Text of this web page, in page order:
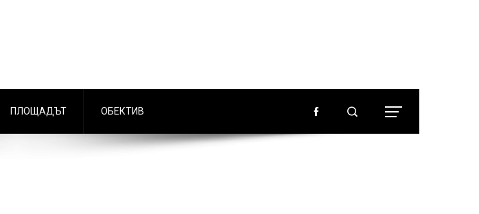
ПЛОЩАДЪТ ОБЕКТИВ